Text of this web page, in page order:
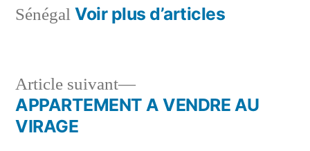
Sénégal Voir plus d’articles
Navigation
Article suivant
Article
suivant :
APPARTEMENT A VENDRE AU
VIRAGE